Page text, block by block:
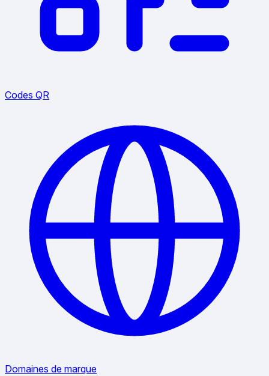
Codes QR
Domaines de marque